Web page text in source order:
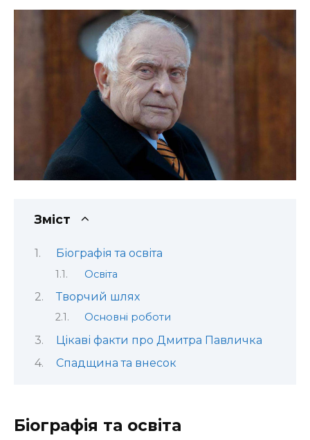
Зміст
Біографія та освіта
Освіта
Творчий шлях
Основні роботи
Цікаві факти про Дмитра Павличка
Спадщина та внесок
Біографія та освіта